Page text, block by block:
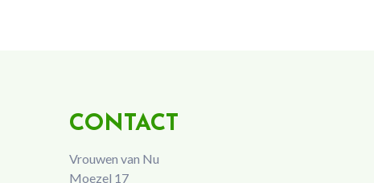
CONTACT
Vrouwen van Nu
Moezel 17